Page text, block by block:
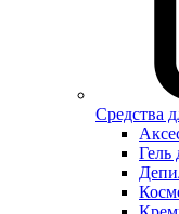
Средства
Гель